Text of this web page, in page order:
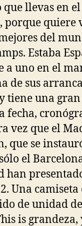
llevas en
porque quiere
del
Estaba
a uno en el
de sus
tiene una
fecha,
vez que el
que se
el
han
Una
de unidad
is